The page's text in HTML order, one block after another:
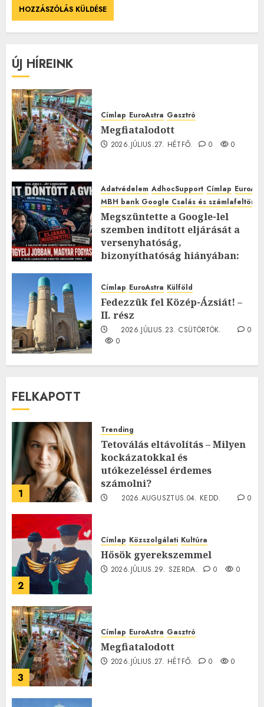
ÚJ HÍREINK
Címlap EuroAstra Gasztró
Megfiatalodott
2026.JÚLIUS.27. HÉTFŐ. 0 0
Adatvédelem AdhocSupport Címlap
MBH bank Google Csalás és
Megszüntette a Google-lel
szemben indított eljárását a
versenyhatóság,
bizonyíthatóság hiányában:
2026.JÚLIUS.23. CSÜTÖRTÖK.
0
Címlap EuroAstra Külföld
Fedezzük fel Közép-Ázsiát! –
II. rész
2026.JÚLIUS.23. CSÜTÖRTÖK.
0
0
FELKAPOTT
1
Trending
Tetoválás eltávolítás – Milyen
kockázatokkal és
utókezeléssel érdemes
számolni?
2026.AUGUSZTUS.04. KEDD.
0
2
Címlap Közszolgálati Kultúra
Hősök gyerekszemmel
2026.JÚLIUS.29. SZERDA. 0 0
3
Címlap EuroAstra Gasztró
Megfiatalodott
2026.JÚLIUS.27. HÉTFŐ. 0 0